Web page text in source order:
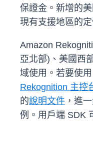
保證金。新增的
現有支援地區的定
Amazon
亞北部)、美國西
域使用。若要使
Rekognition 主控
的說明文件 ，進
例。用戶端 SDK